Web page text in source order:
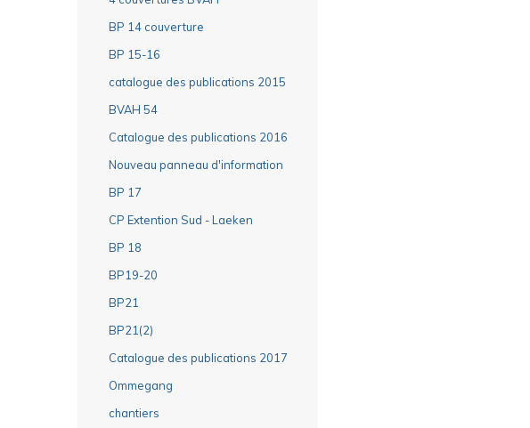
BP 14 couverture
BP 15-16
catalogue des publications 2015
BVAH 54
Catalogue des publications 2016
Nouveau panneau d'information
BP 17
CP Extention Sud - Laeken
BP 18
BP19-20
BP21
BP21(2)
Catalogue des publications 2017
Ommegang
chantiers